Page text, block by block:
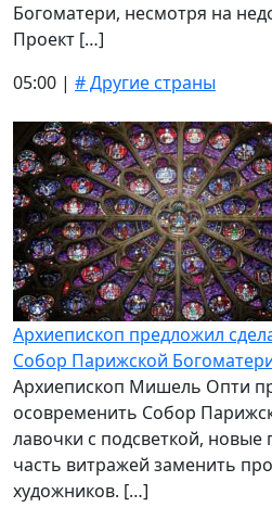
Богоматери, несмотря на
Проект […]
05:00 | # Другие страны
Архиепископ предложил
Собор Парижской
Архиепископ Мишель Опти
осовременить Собор
лавочки с подсветкой, новые
часть витражей заменить
художников. […]